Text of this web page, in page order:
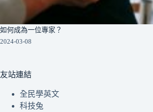
如何成為一位專家？
2024-03-08
友站連結
全民學英文
科技兔